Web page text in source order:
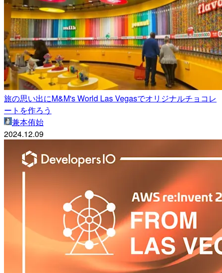
旅の思い出にM&M's World Las Vegasでオリジナルチョコレ
ートを作ろう
兼本侑始
2024.12.09